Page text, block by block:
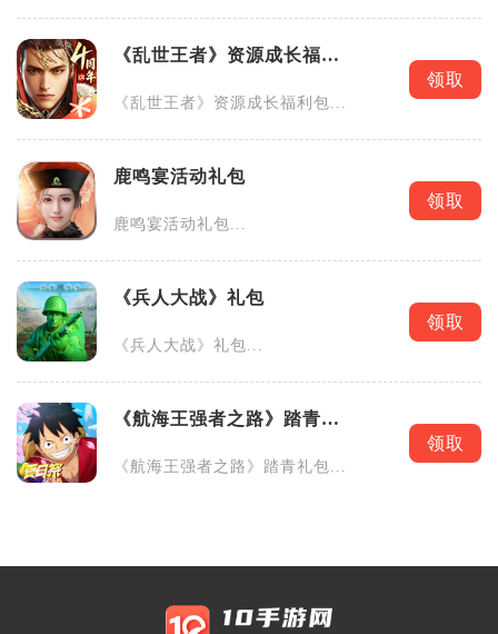
《乱世王者》资源成长福利
《乱世王者》资源成长福利包...
领取
鹿鸣宴活动礼包
鹿鸣宴活动礼包...
领取
《兵人大战》礼包
《兵人大战》礼包...
领取
《航海王强者之路》踏青礼
《航海王强者之路》踏青礼包...
领取